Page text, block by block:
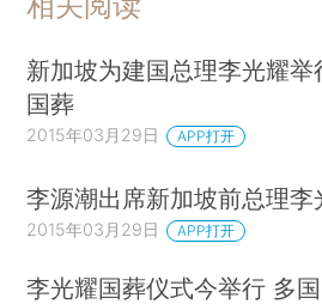
新加坡为建国总理李光耀举
国葬
2015年03月29日 APP打开
李源潮出席新加坡前总理李
2015年03月29日 APP打开
李光耀国葬仪式今举行 多国